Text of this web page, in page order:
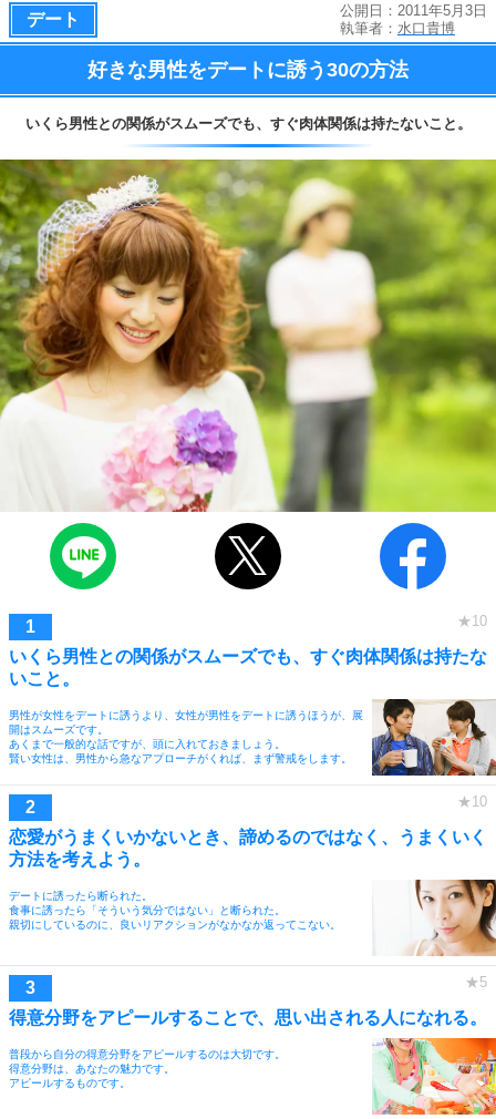
デート
公開日：2011年5月3日
執筆者： 水口貴博
好きな男性をデートに誘う 30の方法
いくら男性との関係がスムーズでも、 すぐ肉体関係は持たないこと。
いくら男性との関係がスムーズでも、すぐ肉体関係は持たな
いこと。
男性が女性をデートに誘うより、女性が男性をデートに誘うほうが、展
開はスムーズです。
あくまで一般的な話ですが、頭に入れておきましょう。
賢い女性は、男性から急なアプローチがくれば、まず警戒をします。
恋愛がうまくいかないとき、諦めるのではなく、うまくいく
方法を考えよう。
デートに誘ったら断られた。
食事に誘ったら「そういう気分ではない」と断られた。
親切にしているのに、良いリアクションがなかなか返ってこない。
得意分野をアピールすることで、思い出される人になれる。
普段から自分の得意分野をアピールするのは大切です。
得意分野は、あなたの魅力です。
アピールするものです。